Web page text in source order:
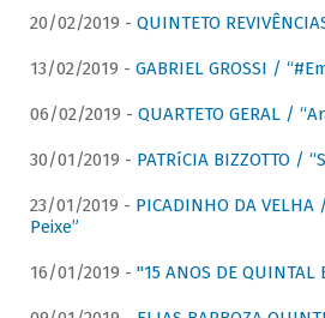
20/02/2019 - QUINTETO
13/02/2019 - GABRIEL GROSSI /
06/02/2019 - QUARTETO GERAL /
30/01/2019 - PATRíCIA BIZZOTTO /
23/01/2019 - PICADINHO DA
Peixe”
16/01/2019 - "15 ANOS DE QUINTAL